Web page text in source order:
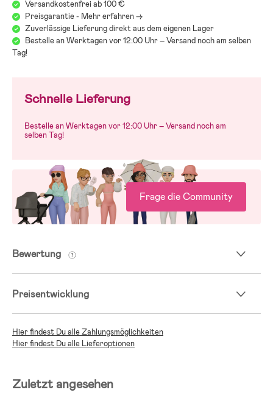
Versandkostenfrei ab 100 €
Preisgarantie - Mehr erfahren ->
Zuverlässige Lieferung direkt aus dem eigenen Lager
Bestelle an Werktagen vor 12:00 Uhr – Versand noch am selben
Tag!
Schnelle Lieferung
Bestelle an Werktagen vor 12:00 Uhr – Versand noch am
selben Tag!
Frage die Community
Bewertung
Preisentwicklung
Hier findest Du alle Zahlungsmöglichkeiten
Hier findest Du alle Lieferoptionen
Zuletzt angesehen